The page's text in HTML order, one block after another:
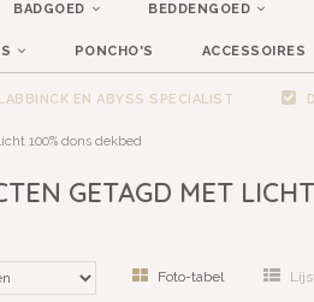
BADGOED BEDDENGOED
PONCHO'S ACCESSOIRES
EN ABYSS SPECIALIST
licht 100% dons dekbed
GETAGD MET
Foto-tabel